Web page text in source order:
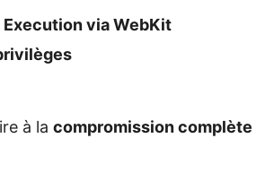
Execution via WebKit
à la compromission complète